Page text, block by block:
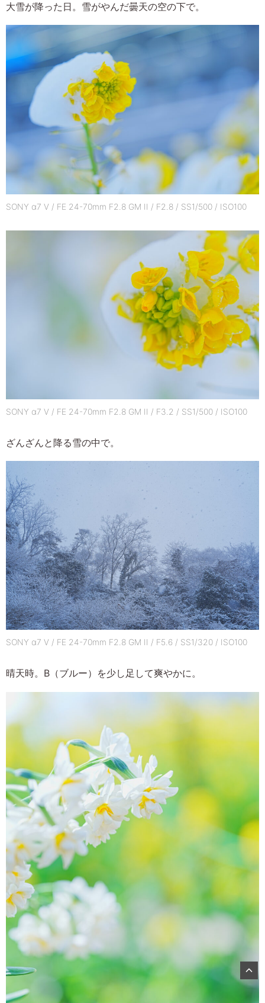
大雪が降った日。雪がやんだ曇天の空の下で。
SONY α7 V / FE 24-70mm F2.8 GM II / F2.8 / SS1/500 / ISO100
SONY α7 V / FE 24-70mm F2.8 GM II / F3.2 / SS1/500 / ISO100
ざんざんと降る雪の中で。
SONY α7 V / FE 24-70mm F2.8 GM II / F5.6 / SS1/320 / ISO100
晴天時。B（ブルー）を少し足して爽やかに。